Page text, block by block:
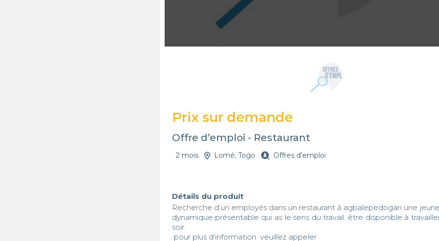
Prix sur demande
Offre d’emploi - Restaurant
2 mois Lomé, Togo Offres d'emploi
Détails du produit
Recherche d’un employés dans un restaurant à agbalepedogan une
dynamique présentable qui as le sens du travail. être disponible à
soir.